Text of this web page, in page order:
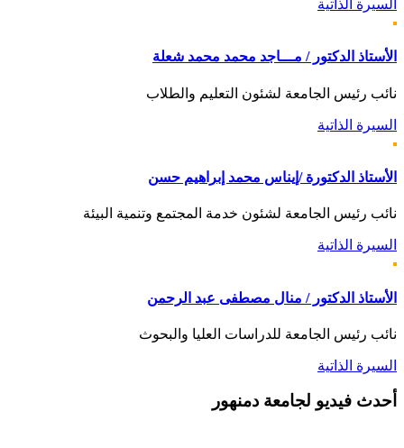
السيرة الذاتية
الأستاذ الدكتور / مـــاجد محمد محمد شعلة
نائب رئيس الجامعة لشئون التعليم والطلاب
السيرة الذاتية
الأستاذ الدكتورة /إيناس محمد إبراهيم حسن
نائب رئيس الجامعة لشئون خدمة المجتمع وتنمية البيئة
السيرة الذاتية
الأستاذ الدكتور / منال مصطفى عبد الرحمن
نائب رئيس الجامعة للدراسات العليا والبحوث
السيرة الذاتية
أحدث فيديو لجامعة دمنهور